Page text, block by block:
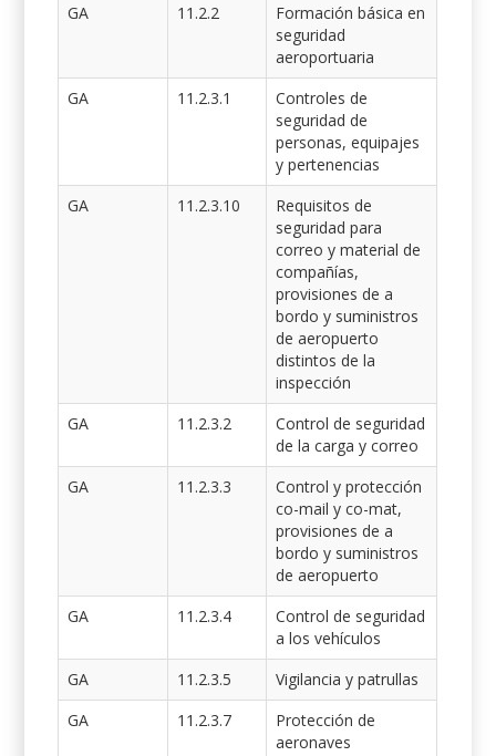
GA
11.2.2
Formación básica en
seguridad
aeroportuaria
GA
11.2.3.1
Controles de
seguridad de
personas, equipajes
y pertenencias
GA
11.2.3.10
Requisitos de
seguridad para
correo y material de
compañías,
provisiones de a
bordo y suministros
de aeropuerto
distintos de la
inspección
GA
11.2.3.2
Control de seguridad
de la carga y correo
GA
11.2.3.3
Control y protección
co-mail y co-mat,
provisiones de a
bordo y suministros
de aeropuerto
GA
11.2.3.4
Control de seguridad
a los vehículos
GA
11.2.3.5
Vigilancia y patrullas
GA
11.2.3.7
Protección de
aeronaves